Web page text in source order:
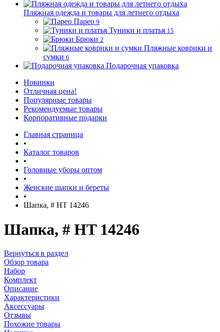
Пляжная одежда и товары для летнего отдыха
Парео 9
Туники и платья 15
Брюки 2
Пляжные коврики и
сумки 6
Подарочная упаковка
Новинки
Отличная цена!
Популярные товары
Рекомендуемые товары
Корпоративные подарки
Главная страница
•
Каталог товаров
•
Головные уборы оптом
•
Женские шапки и береты
•
Шапка, # HT 14246
Шапка, # HT 14246
Вернуться в раздел
Обзор товара
Набор
Комплект
Описание
Характеристики
Аксессуары
Отзывы
Похожие товары